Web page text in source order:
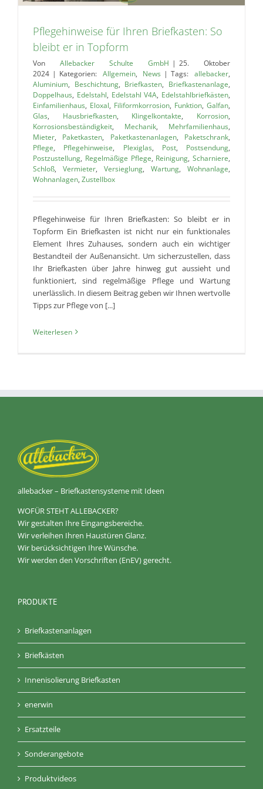
Pflegehinweise für Ihren Briefkasten: So
bleibt er in Topform
Von Allebacker Schulte GmbH | 25. Oktober
2024 | Kategorien: Allgemein, News | Tags:allebacker,
Aluminium, Beschichtung, Briefkasten, Briefkastenanlage,
Doppelhaus, Edelstahl, Edelstahl V4A, Edelstahlbriefkästen,
Einfamilienhaus, Eloxal, Filiformkorrosion, Funktion, Galfan,
Glas, Hausbriefkasten, Klingelkontakte, Korrosion,
Korrosionsbeständigkeit, Mechanik, Mehrfamilienhaus,
Mieter, Paketkasten, Paketkastenanlagen, Paketschrank,
Pflege, Pflegehinweise, Plexiglas, Post, Postsendung,
Postzustellung, Regelmäßige Pflege, Reinigung, Scharniere,
Schloß, Vermieter, Versieglung, Wartung, Wohnanlage,
Wohnanlagen, Zustellbox
Pflegehinweise für Ihren Briefkasten: So bleibt er in
Topform Ein Briefkasten ist nicht nur ein funktionales
Element Ihres Zuhauses, sondern auch ein wichtiger
Bestandteil der Außenansicht. Um sicherzustellen, dass
Ihr Briefkasten über Jahre hinweg gut aussieht und
funktioniert, sind regelmäßige Pflege und Wartung
unerlässlich. In diesem Beitrag geben wir Ihnen wertvolle
Tipps zur Pflege von [...]
Weiterlesen
allebacker – Briefkastensysteme mit Ideen
WOFÜR STEHT ALLEBACKER?
Wir gestalten Ihre Eingangsbereiche.
Wir verleihen Ihren Haustüren Glanz.
Wir berücksichtigen Ihre Wünsche.
Wir werden den Vorschriften (EnEV) gerecht.
PRODUKTE
Briefkastenanlagen
Briefkästen
Innenisolierung Briefkasten
enerwin
Ersatzteile
Sonderangebote
Produktvideos